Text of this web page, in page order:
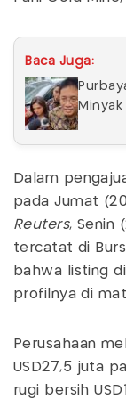
Baca Juga:
Minyak
Dalam
pada Jumat
Reuters, Senin
tercatat di
bahwa listing
profilnya di
Perusahaan
USD27,5 juta
rugi bersih